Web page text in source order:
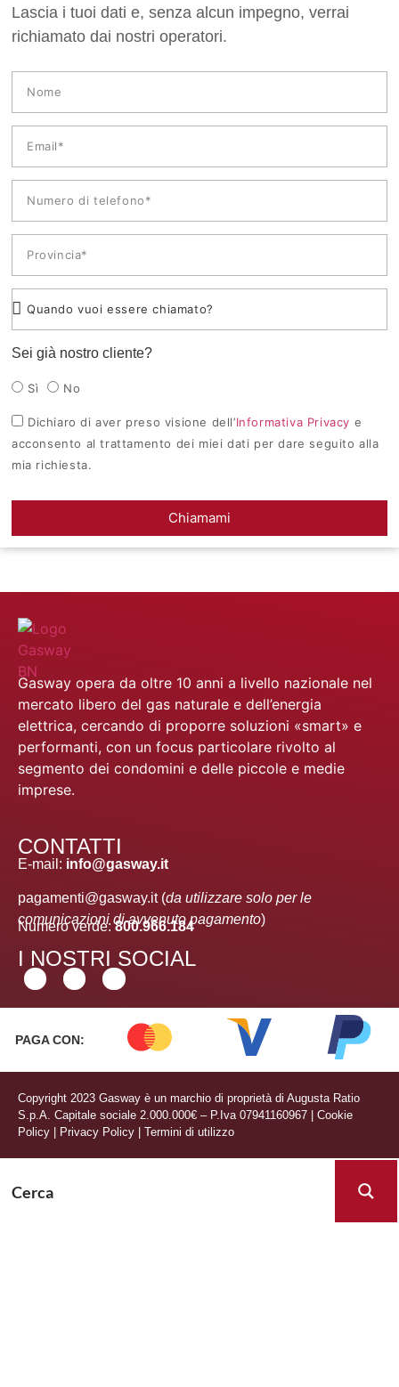
Lascia i tuoi dati e, senza alcun impegno, verrai
richiamato dai nostri operatori.
Sei già nostro cliente?
Sì No
Dichiaro di aver preso visione dell’Informativa Privacy e
acconsento al trattamento dei miei dati per dare seguito alla
mia richiesta.
Chiamami
Gasway opera da oltre 10 anni a livello nazionale nel
mercato libero del gas naturale e dell’energia
elettrica, cercando di proporre soluzioni «smart» e
performanti, con un focus particolare rivolto al
segmento dei condomini e delle piccole e medie
imprese.
CONTATTI
E-mail: info@gasway.it
pagamenti@gasway.it (da utilizzare solo per le
comunicazioni di avvenuto pagamento)
Numero verde:800.966.184
I NOSTRI SOCIAL
PAGA CON:
Copyright 2023 Gasway è un marchio di proprietà di Augusta Ratio
S.p.A. Capitale sociale 2.000.000€ – P.Iva 07941160967
Cookie
Policy
Privacy Policy Termini di utilizzo